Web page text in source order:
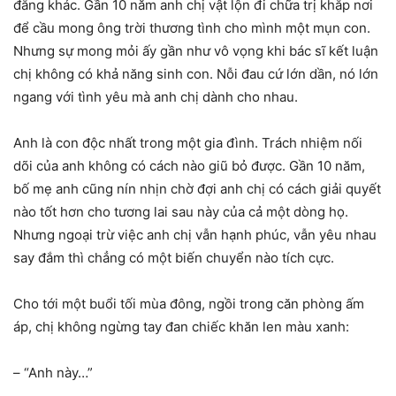
đằng khác. Gần 10 năm anh chị vật lộn đi chữa trị khắp nơi
để cầu mong ông trời thương tình cho mình một mụn con.
Nhưng sự mong mỏi ấy gần như vô vọng khi bác sĩ kết luận
chị không có khả năng sinh con. Nỗi đau cứ lớn dần, nó lớn
ngang với tình yêu mà anh chị dành cho nhau.
Anh là con độc nhất trong một gia đình. Trách nhiệm nối
dõi của anh không có cách nào giũ bỏ được. Gần 10 năm,
bố mẹ anh cũng nín nhịn chờ đợi anh chị có cách giải quyết
nào tốt hơn cho tương lai sau này của cả một dòng họ.
Nhưng ngoại trừ việc anh chị vẫn hạnh phúc, vẫn yêu nhau
say đắm thì chẳng có một biến chuyển nào tích cực.
Cho tới một buổi tối mùa đông, ngồi trong căn phòng ấm
áp, chị không ngừng tay đan chiếc khăn len màu xanh:
– “Anh này…”